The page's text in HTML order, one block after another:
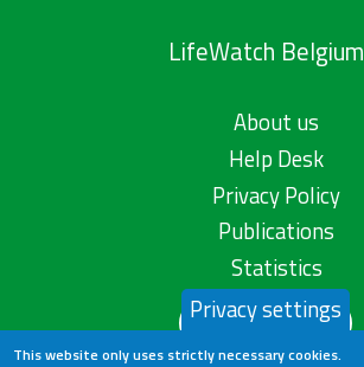
LifeWatch Belgium
About us
Help Desk
Privacy Policy
Publications
Statistics
Contact us
Privacy settings
This website only uses strictly necessary cookies.